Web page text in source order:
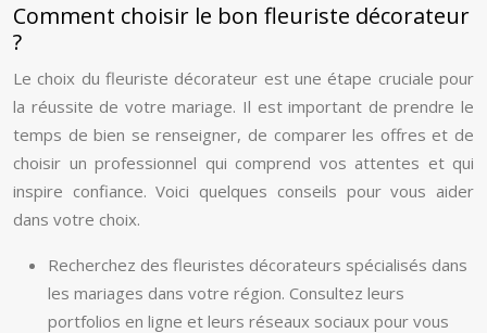
Comment choisir le bon fleuriste décorateur
?
Le choix du fleuriste décorateur est une étape cruciale pour
la réussite de votre mariage. Il est important de prendre le
temps de bien se renseigner, de comparer les offres et de
choisir un professionnel qui comprend vos attentes et qui
inspire confiance. Voici quelques conseils pour vous aider
dans votre choix.
Recherchez des fleuristes décorateurs spécialisés dans
les mariages dans votre région. Consultez leurs
portfolios en ligne et leurs réseaux sociaux pour vous